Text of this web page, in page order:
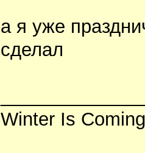
а я уже
сделал
Winter Is Coming